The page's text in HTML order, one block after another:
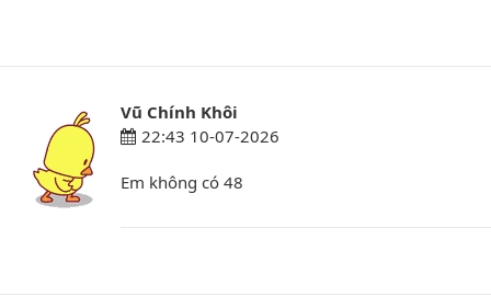
Vũ Chính Khôi
22:43 10-07-2026
Em không có 48